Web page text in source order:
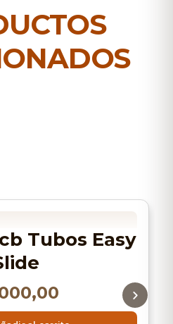
Tubos Easy